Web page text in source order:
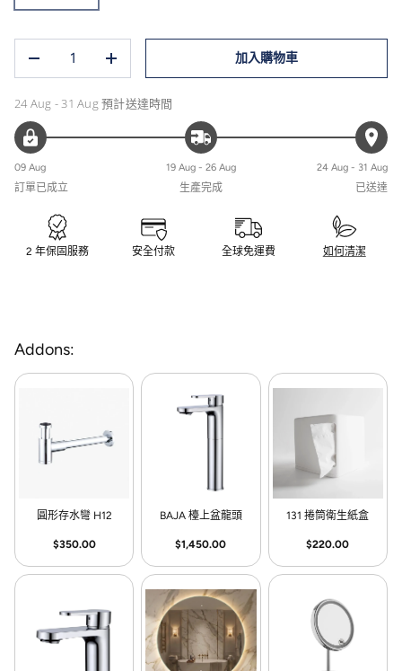
+
加入購物車
24 Aug - 31 Aug預計送達時間
09 Aug
訂單已成立
19 Aug - 26 Aug
生產完成
24 Aug - 31 Aug
已送達
2 年保固服務 安全付款 全球免運費 如何清潔
Addons:
圓形存水彎 H12
$350.00
BAJA 檯上盆龍頭
$1,450.00
131 捲筒衛生紙盒
$220.00